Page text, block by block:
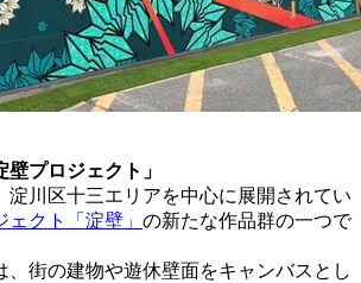
プロジェクト」
淀川区十三エリアを中心に展開されてい
クト「淀壁」 の新たな作品群の一つで
、街の建物や遊休壁面をキャンバスとし